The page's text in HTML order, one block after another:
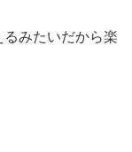
みたいだから楽